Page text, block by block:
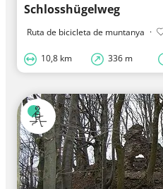
Schlosshügelweg
Ruta de bicicleta de muntanya ·
10,8 km 336 m